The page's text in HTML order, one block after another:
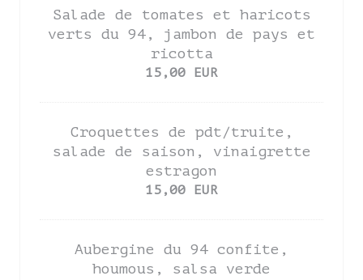
Salade de tomates et haricots
verts du 94, jambon de pays et
ricotta
15,00 EUR
Croquettes de pdt/truite,
salade de saison, vinaigrette
estragon
15,00 EUR
Aubergine du 94 confite,
houmous, salsa verde